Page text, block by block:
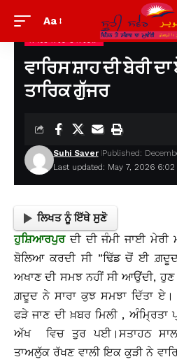
Aa
Suhi Saver>ਪੁਰਾਣੀਆਂ ਲਿਖਤਾਂ ਦੇਖਣ ਲਈ>
ਵਾਰਿਸ ਸ਼ਾਹ ਦੀ ਬੇਰੀ
ਤਾਰਿਕ ਗੁੱਜਰ
Last updated: May 7, 2026 6:02
Suhi Saver Published:
ਲਿਖਤ ਨੂੰ ਇੱਥੇ ਸੁਣੋ
ਹੁਸ਼ਿਆਰਪੁਰਦੀ ਦੀ ਜੰਮੀ ਜਾਈ
ਬੋਲਿਆ ਕਰਦੀ ਸੀ ”ਢਿੱਡ ਚੋਂ ਈ
ਅਖਾਣ ਦੀ ਸਮਝ ਨਹੀਂ ਸੀ ਆਉਂਦੀ,
ਗ਼ਦੂਦ ਨੇ ਸਾਰਾ ਕੁਝ ਸਮਝਾ ਦਿੱਤਾ
ਫੜੇ ਜਾਣ ਦੀ ਖ਼ਬਰ ਮਿਲੀ , ਅੰਮ੍ਰਿਤਾ
ਅੱਖ ਵਿਚ ਤੁਰ ਪਈ।ਸਤਾਹਠ
ਤਾਅਲੁੱਕ ਰੱਖਣ ਵਾਲੀ ਇਕ ਕੁੜੀ ਨੇ